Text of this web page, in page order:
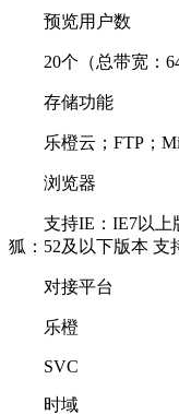
预览用户数
20个（总带宽：64
存储功能
乐橙云；FTP；
浏览器
支持IE：IE7以上版
狐：52及以下版本 支
对接平台
乐橙
SVC
时域